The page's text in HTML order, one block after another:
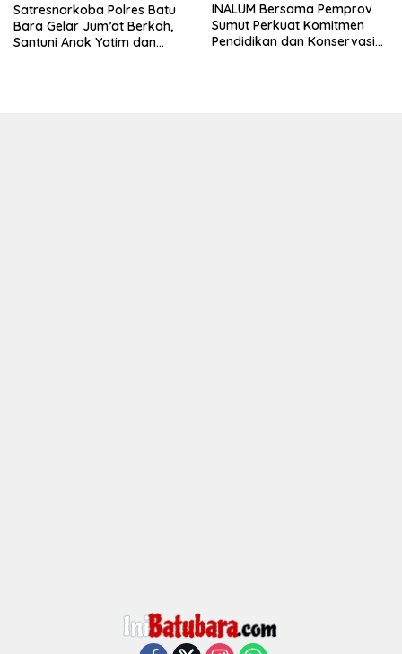
Satresnarkoba Polres Batu
Bara Gelar Jum’at Berkah,
Santuni Anak Yatim dan
INALUM Bersama Pemprov
Sumut Perkuat Komitmen
Pendidikan dan Konservasi